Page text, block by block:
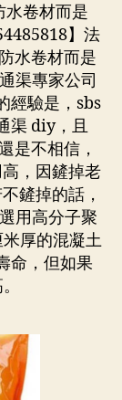
水卷材而是
】法
水卷材而是
渠專家公司
經驗是，sbs
渠 diy，且
是不相信，
，因鏟掉老
鏟掉的話，
用高分子聚
厚的混凝土
命，但如果